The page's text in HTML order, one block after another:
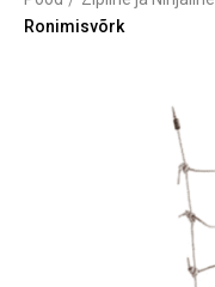
Ronimisvõrk